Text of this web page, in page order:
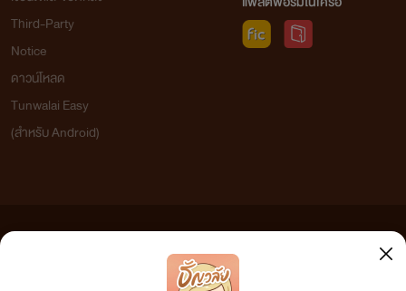
Third-Party
Notice
ดาวน์โหลด
Tunwalai Easy
(สำหรับ Android)
เว็บไซต์แห่งนี้ไม่ได้เห็นด้วยและไม่ขอรับผิดชอบต่อข้อความใดๆ ทั้งสิ้น ดังนั้นผู้อ่านทุกท่านโปรดใช้
วิจารณญาณในการกลั่นกรองด้วยตนเอง และหากท่านพบข้อความใดๆ ที่ขัดต่อกฎหมายและศีลธรรม